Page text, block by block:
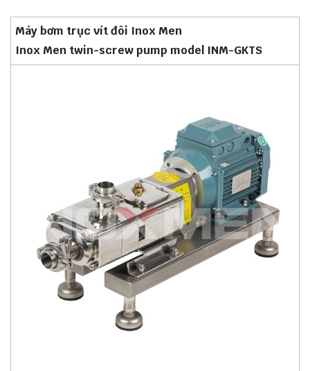
Máy bơm trục vít đôi Inox Men
Inox Men twin-screw pump model INM-GKTS